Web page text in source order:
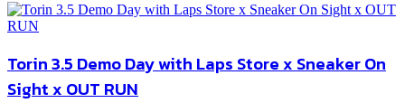
Torin 3.5 Demo Day with Laps Store x Sneaker On
Sight x OUT RUN